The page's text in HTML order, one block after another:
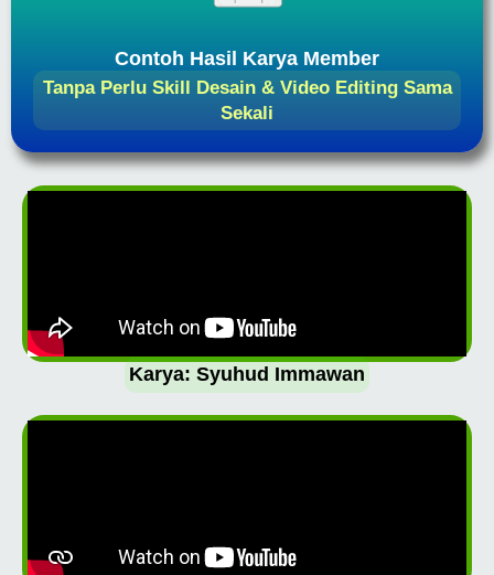
Contoh Hasil Karya Member
Tanpa Perlu Skill Desain & Video Editing Sama
Sekali
Karya: Syuhud Immawan